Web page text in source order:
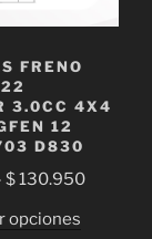
en
página
de
FRENO
3.0CC 4X4
12
D830
$130.950Rango
opcionesEste